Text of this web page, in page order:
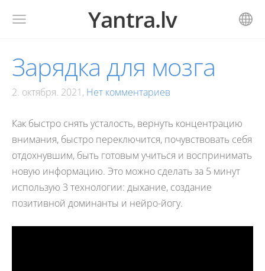
Yantra.lv
Зарядка для мозга
2. октября. 2021, Нет комментариев
Как быстро снять усталость, вернуть концентрацию
внимания, быстро переключится, почувствовать себя
отдохнувшим, быть готовым учиться и воспринимать
новую информацию. Это можно сделать за 5 минут
использую 3 технологии: дыхание, создание
позитивной доминанты и нейро-йогу.